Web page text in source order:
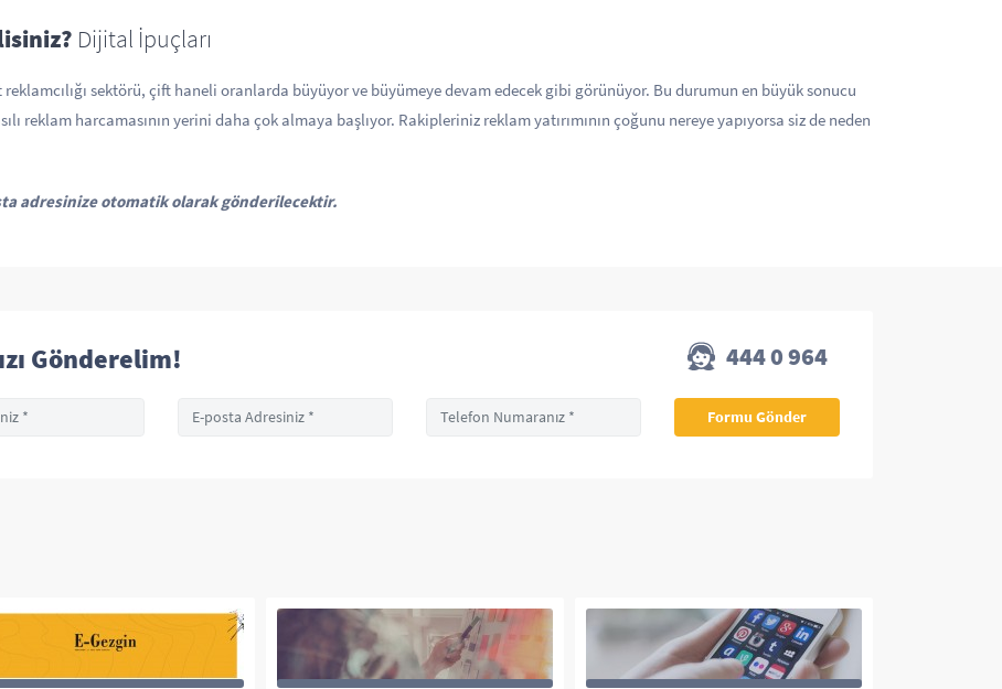
Dijital İpuçları
sektörü, çift haneli oranlarda büyüyor ve büyümeye devam edecek gibi görünüyor. Bu durumun en büyük sonucu
reklam harcamasının yerini daha çok almaya başlıyor. Rakipleriniz reklam yatırımının çoğunu nereye yapıyorsa siz de neden
adresinize otomatik olarak gönderilecektir.
Gönderelim! 444 0 964